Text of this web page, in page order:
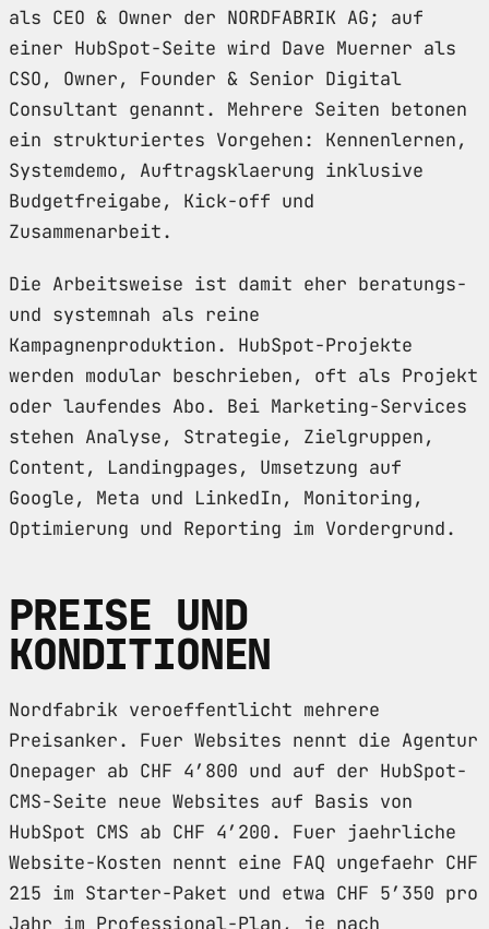
als CEO & Owner der NORDFABRIK AG; auf
einer HubSpot-Seite wird Dave Muerner als
CSO, Owner, Founder & Senior Digital
Consultant genannt. Mehrere Seiten betonen
ein strukturiertes Vorgehen: Kennenlernen,
Systemdemo, Auftragsklaerung inklusive
Budgetfreigabe, Kick-off und
Zusammenarbeit.
Die Arbeitsweise ist damit eher beratungs-
und systemnah als reine
Kampagnenproduktion. HubSpot-Projekte
werden modular beschrieben, oft als Projekt
oder laufendes Abo. Bei Marketing-Services
stehen Analyse, Strategie, Zielgruppen,
Content, Landingpages, Umsetzung auf
Google, Meta und LinkedIn, Monitoring,
Optimierung und Reporting im Vordergrund.
PREISE UND
KONDITIONEN
Nordfabrik veroeffentlicht mehrere
Preisanker. Fuer Websites nennt die Agentur
Onepager ab CHF 4’800 und auf der HubSpot-
CMS-Seite neue Websites auf Basis von
HubSpot CMS ab CHF 4’200. Fuer jaehrliche
Website-Kosten nennt eine FAQ ungefaehr CHF
215 im Starter-Paket und etwa CHF 5’350 pro
Jahr im Professional-Plan, je nach